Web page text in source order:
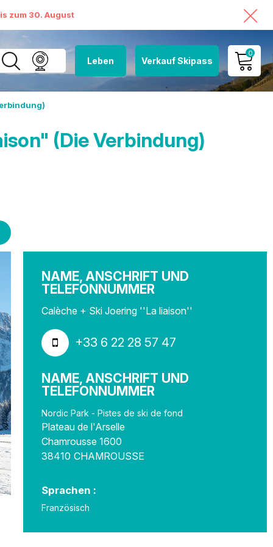
zum 30. August
Leben Verkauf Skipass
0
MEIN KONTO
ANSEHEN
(Die Verbindung)
NAME, ANSCHRIFT UND
TELEFONNUMMER
Calèche + Ski Joering ''La liaison''
+33 6 22 28 57 47
NAME, ANSCHRIFT UND
TELEFONNUMMER
Nordic Park - Pistes de ski de fond
Plateau de l'Arselle
Chamrousse 1600
38410 CHAMROUSSE
Sprachen :
Französisch